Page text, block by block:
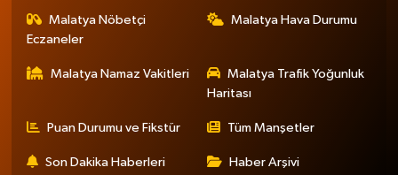
Malatya Nöbetçi
Eczaneler
Malatya Hava Durumu
Malatya Namaz Vakitleri
Malatya Trafik Yoğunluk
Haritası
Puan Durumu ve Fikstür Tüm Manşetler
Son Dakika Haberleri Haber Arşivi